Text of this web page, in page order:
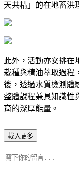
天共構」的在地蓄洪
此外，活動亦安排在
栽種與精油萃取過程
後，透過水質檢測體
整體課程兼具知識性
育的深厚能量。
載入更多